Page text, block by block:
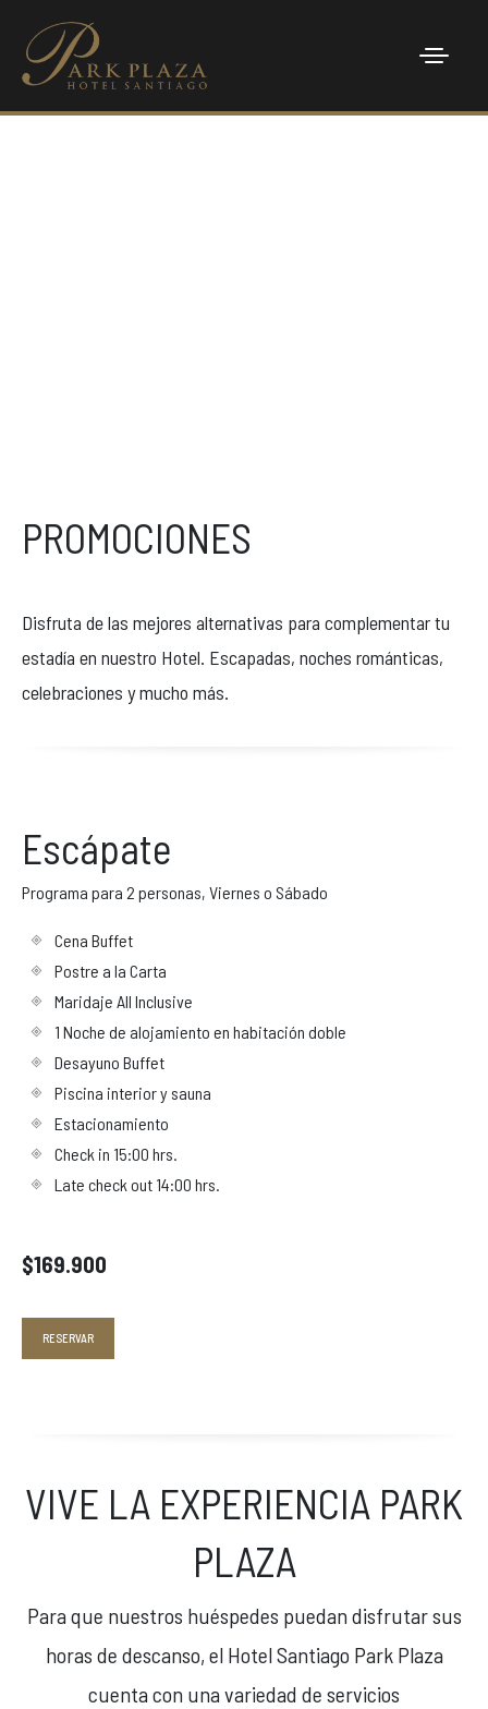
Si tienes alguna consulta, no dudes en llamarnos o enviarnos un
mensaje. Lo responderemos a la brevedad.
Facebook
PROMOCIONES
Disfruta de las mejores alternativas para complementar tu
estadía en nuestro Hotel. Escapadas, noches románticas,
celebraciones y mucho más.
Escápate
Programa para 2 personas, Viernes o Sábado
Cena Buffet
Postre a la Carta
Maridaje All Inclusive
1 Noche de alojamiento en habitación doble
Desayuno Buffet
Piscina interior y sauna
Estacionamiento
Check in 15:00 hrs.
Late check out 14:00 hrs.
$169.900
RESERVAR
VIVE LA EXPERIENCIA PARK
PLAZA
Para que nuestros huéspedes puedan disfrutar sus
horas de descanso, el Hotel Santiago Park Plaza
cuenta con una variedad de servicios